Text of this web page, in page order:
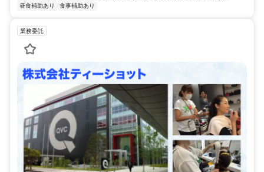
昼食補助あり
食事補助あり
業務委託